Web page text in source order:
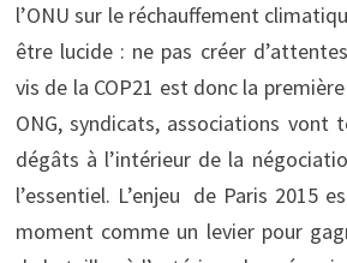
l’ONU sur le réchauffement
être lucide : ne pas créer
vis de la COP21 est donc la
ONG, syndicats, associations vont
dégâts à l’intérieur de la
l’essentiel. L’enjeu de Paris 2015
moment comme un levier pour